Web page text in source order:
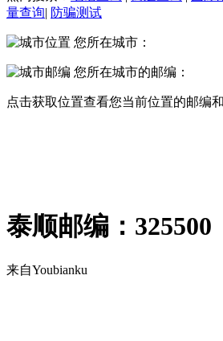
量查询| 防骗测试
您所在城市：
您所在城市的邮编：
点击获取位置查看您当前位置的邮编
泰顺邮编：325500
来自Youbianku